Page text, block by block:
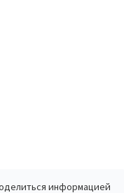
информацией